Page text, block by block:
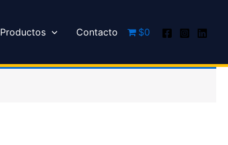
Productos Contacto $0